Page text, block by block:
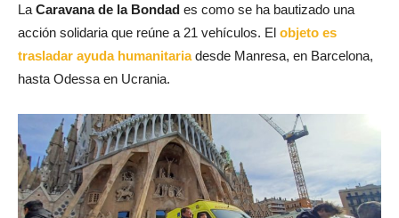
La Caravana de la Bondad es como se ha bautizado una
acción solidaria que reúne a 21 vehículos. El objeto es
trasladar ayuda humanitariadesde Manresa, en Barcelona,
hasta Odessa en Ucrania.